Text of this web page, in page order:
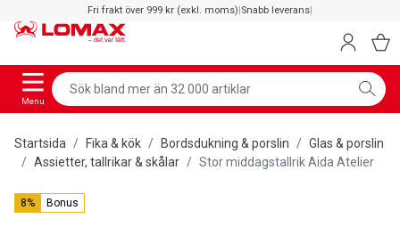
Fri frakt över 999 kr (exkl. moms)|Snabb leverans|
Menu
Startsida Fika & kök Bordsdukning & porslin
Glas & porslin
Assietter, tallrikar & skålar
Stor middagstallrik Aida Atelier
8% Bonus